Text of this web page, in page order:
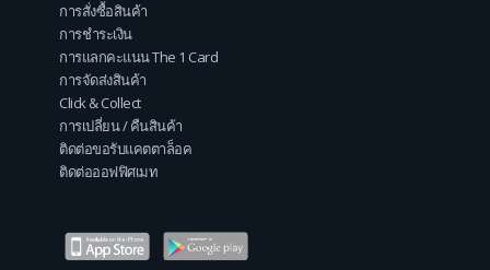
การสั่งซื้อสินค้า
การชำระเงิน
การแลกคะแนน The 1 Card
การจัดส่งสินค้า
Click & Collect
การเปลี่ยน / คืนสินค้า
ติดต่อขอรับแคตตาล็อค
ติดต่อออฟฟิศเมท